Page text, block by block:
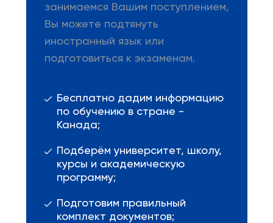
занимаемся Вашим поступлением,
Вы можете подтянуть
иностранный язык или
подготовиться к экзаменам.
Бесплатно дадим информацию
по обучению в стране -
Канада;
Подберём университет, школу,
курсы и академическую
программу;
Подготовим правильный
комплект документов;